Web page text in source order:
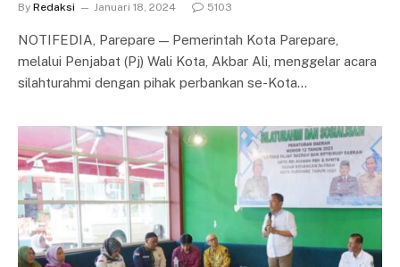
By Redaksi Januari 18, 2024 5103
NOTIFEDIA, Parepare — Pemerintah Kota Parepare,
melalui Penjabat (Pj) Wali Kota, Akbar Ali, menggelar acara
silahturahmi dengan pihak perbankan se-Kota…